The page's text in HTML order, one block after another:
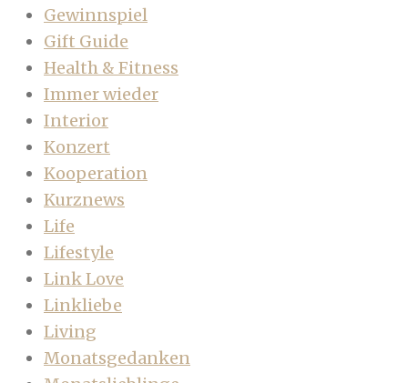
Gewinnspiel
Gift Guide
Health & Fitness
Immer wieder
Interior
Konzert
Kooperation
Kurznews
Life
Lifestyle
Link Love
Linkliebe
Living
Monatsgedanken